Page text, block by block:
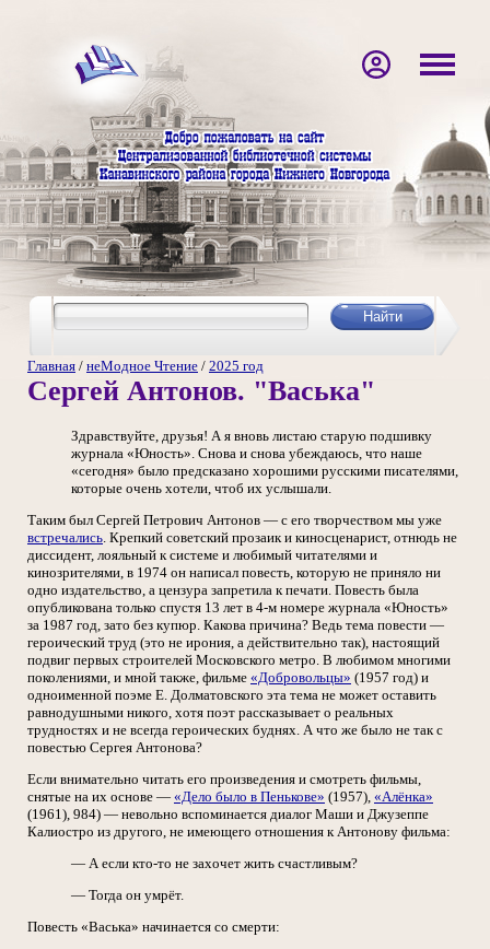
Главная / неМодное Чтение / 2025 год
Сергей Антонов. "Васька"
Здравствуйте, друзья! А я вновь листаю старую подшивку
журнала «Юность». Снова и снова убеждаюсь, что наше
«сегодня» было предсказано хорошими русскими писателями,
которые очень хотели, чтоб их услышали.
Таким был Сергей Петрович Антонов — с его творчеством мы уже
встречались. Крепкий советский прозаик и киносценарист, отнюдь не
диссидент, лояльный к системе и любимый читателями и
кинозрителями, в 1974 он написал повесть, которую не приняло ни
одно издательство, а цензура запретила к печати. Повесть была
опубликована только спустя 13 лет в 4-м номере журнала «Юность»
за 1987 год, зато без купюр. Какова причина? Ведь тема повести —
героический труд (это не ирония, а действительно так), настоящий
подвиг первых строителей Московского метро. В любимом многими
поколениями, и мной также, фильме «Добровольцы» (1957 год) и
одноименной поэме Е. Долматовского эта тема не может оставить
равнодушными никого, хотя поэт рассказывает о реальных
трудностях и не всегда героических буднях. А что же было не так с
повестью Сергея Антонова?
Если внимательно читать его произведения и смотреть фильмы,
снятые на их основе — «Дело было в Пенькове» (1957), «Алёнка»
(1961), 984) — невольно вспоминается диалог Маши и Джузеппе
Калиостро из другого, не имеющего отношения к Антонову фильма:
— А если кто-то не захочет жить счастливым?
— Тогда он умрёт.
Повесть «Васька» начинается со смерти: